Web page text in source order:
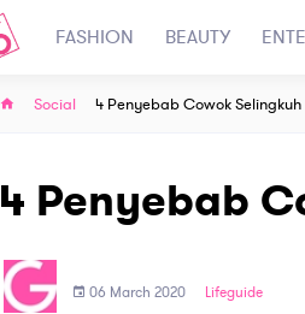
FASHION BEAUTY
Social 4 Penyebab Cowok Selingkuh
4 Penyebab
06 March 2020 Lifeguide